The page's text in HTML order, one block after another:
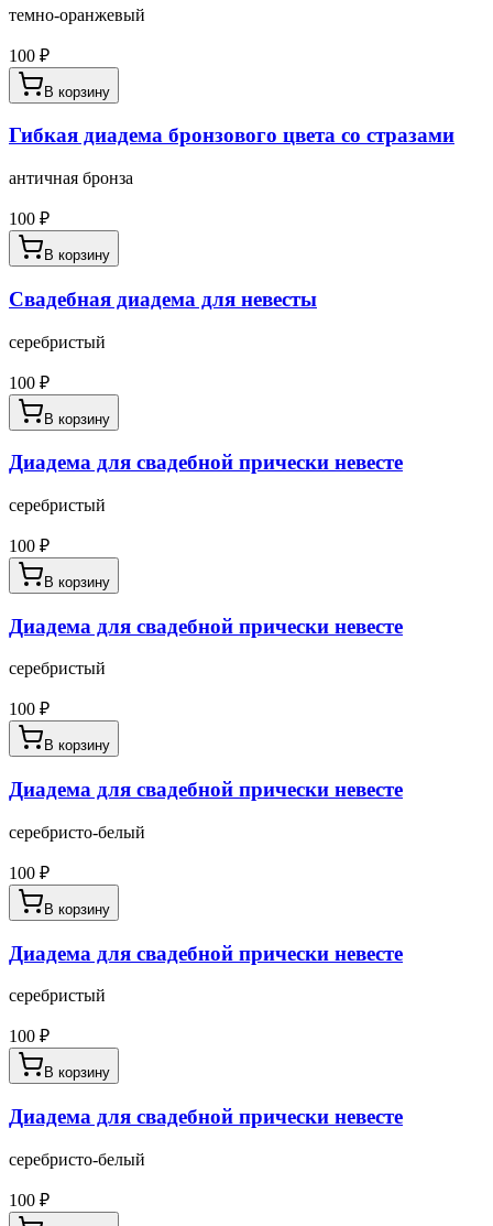
темно-оранжевый
100 ₽
В корзину
Гибкая диадема бронзового цвета со стразами
античная бронза
100 ₽
В корзину
Свадебная диадема для невесты
серебристый
100 ₽
В корзину
Диадема для свадебной прически невесте
серебристый
100 ₽
В корзину
Диадема для свадебной прически невесте
серебристый
100 ₽
В корзину
Диадема для свадебной прически невесте
серебристо-белый
100 ₽
В корзину
Диадема для свадебной прически невесте
серебристый
100 ₽
В корзину
Диадема для свадебной прически невесте
серебристо-белый
100 ₽